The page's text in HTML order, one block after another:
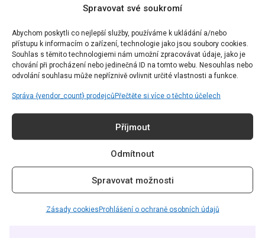
Spravovat své soukromí
Abychom poskytli co nejlepší služby, používáme k ukládání a/nebo
přístupu k informacím o zařízení, technologie jako jsou soubory cookies.
Souhlas s těmito technologiemi nám umožní zpracovávat údaje, jako je
chování při procházení nebo jedinečná ID na tomto webu. Nesouhlas nebo
odvolání souhlasu může nepříznivě ovlivnit určité vlastnosti a funkce.
Správa {vendor_count} prodejcůPřečtěte si více o těchto účelech
Příjmout
Odmítnout
Spravovat možnosti
Zásady cookiesProhlášení o ochraně osobních údajů
CHCETE ČÍST TEN
NEJZAJÍMAVĚJŠÍ OBSAH?
Přihlaste se k odběru našeho newsletteru a už vám nic
neunikne.
Zásadami ochrany soukromí
skrze GDPR.
ODEBÍRAT